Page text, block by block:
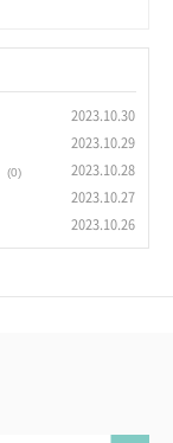
2023.10.30
2023.10.29
(0) 2023.10.28
2023.10.27
2023.10.26